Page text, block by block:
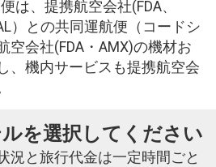
は、提携航空会社(FDA、
）との共同運航便（コードシ
空会社(FDA・AMX)の機材お
、機内サービスも提携航空会
を選択してください
況と旅行代金は一定時間ごと